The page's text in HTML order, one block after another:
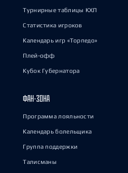
Турнирные таблицы КХЛ
Статистика игроков
Календарь игр «Торпедо»
Плей-офф
Кубок Губернатора
ФАН-ЗОНА
Программа лояльности
Календарь болельщика
Группа поддержки
Талисманы